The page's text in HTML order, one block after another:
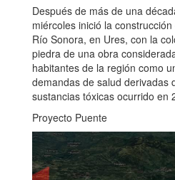
Después de más de una
miércoles inició la
Río Sonora, en Ures, con la
piedra de una obra
habitantes de la región como
demandas de salud derivadas
sustancias tóxicas ocurrido en
Proyecto Puente